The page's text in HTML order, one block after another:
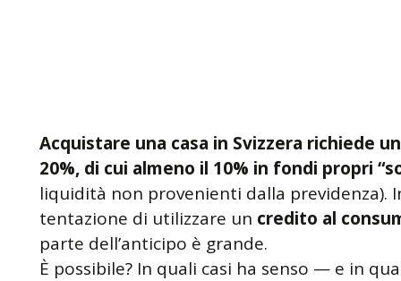
Acquistare una casa in Svizzera richiede
20%, di cui almeno il 10% in fondi propri
liquidità non provenienti dalla previdenza).
tentazione di utilizzare un credito al
parte dell’anticipo è grande.
È possibile? In quali casi ha senso — e in